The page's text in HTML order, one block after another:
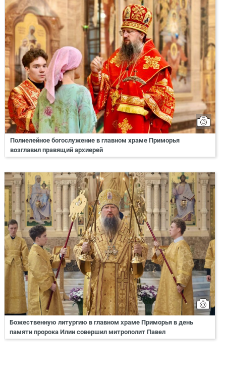
Полиелейное богослужение в главном храме Приморья
возглавил правящий архиерей
Божественную литургию в главном храме Приморья в день
памяти пророка Илии совершил митрополит Павел